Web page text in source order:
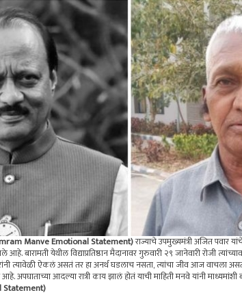
Manve Emotional Statement)राज्याचे उपमुख्यमंत्री अजित पवार
आहे. बारामती येथील विद्याप्रतिष्ठान मैदानावर गुरुवारी २९ जानेवारी रोजी
त्यावेळी ऐकलं असतं तर हा अनर्थ घडलाच नसता, त्यांचा जीव आज वाचला
अपघाताच्या आदल्या रात्री काय झालं होतं याची माहिती मनवे यांनी
Statement)